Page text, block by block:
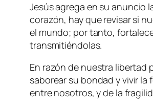
Jesús agrega en su anuncio
corazón, hay que revisar si
el mundo; por tanto,
transmitiéndolas.
En razón de nuestra libertad
saborear su bondad y vivir
entre nosotros, y de la